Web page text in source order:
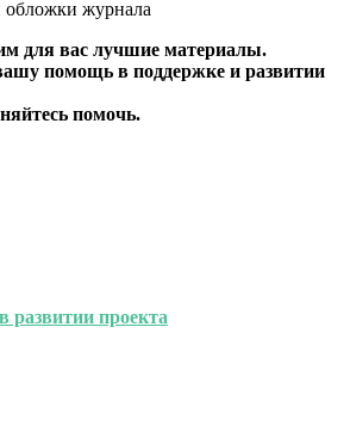
для вас лучшие материалы.
помощь в поддержке и развитии
помочь.
развитии проекта